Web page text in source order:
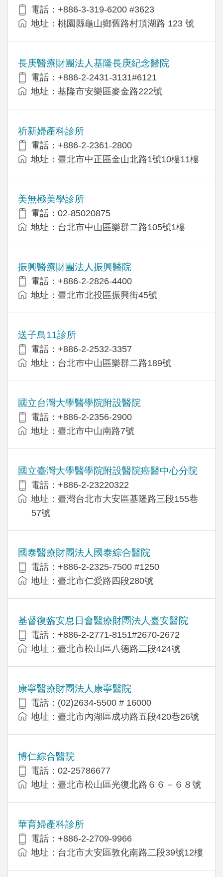
電話：+886-3-319-6200 #3623
地址：桃園縣龜山鄉舊路村頂湖路 123 號
長庚醫療財團法人基隆長庚紀念醫院
電話：+886-2-2431-3131#6121
地址：基隆市安樂區麥金路222號
祈新婦產科診所
電話：+886-2-2361-2800
地址：臺北市中正區金山北路1號10樓11樓
美無極美學診所
電話：02-85020875
地址：台北市中山區樂群二路105號1樓
振興醫療財團法人振興醫院
電話：+886-2-2826-4400
地址：臺北市北投區振興街45號
送子鳥11診所
電話：+886-2-2532-3357
地址：台北巿中山區樂群二路189號
國立台灣大學醫學院附設醫院
電話：+886-2-2356-2900
地址：臺北市中山南路7號
國立臺灣大學醫學院附設醫院癌醫中心分院
電話：+886-2-23220322
地址：臺灣台北市大安區基隆路三段155巷
57號
國泰醫療財團法人國泰綜合醫院
電話：+886-2-2325-7500 #1250
地址：臺北市仁愛路四段280號
基督復臨安息日會醫療財團法人臺安醫院
電話：+886-2-2771-8151#2670-2672
地址：臺北市松山區八德路二段424號
康寧醫療財團法人康寧醫院
電話：(02)2634-5500 # 16000
地址：臺北市內湖區成功路五段420巷26號
博仁綜合醫院
電話：02-25786677
地址：臺北市松山區光復北路６６－６８號
華育婦產科診所
電話：+886-2-2709-9966
地址：台北市大安區敦化南路二段39號12樓